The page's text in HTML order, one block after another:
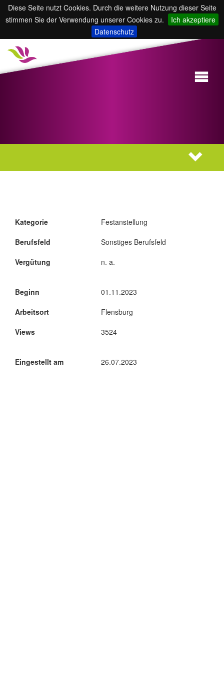
Diese Seite nutzt Cookies. Durch die weitere Nutzung dieser Seite
stimmen Sie der Verwendung unserer Cookies zu.
Ich akzeptiere
Datenschutz
Kategorie
Berufsfeld
Vergütung
Festanstellung
Sonstiges Berufsfeld
n. a.
Beginn
Arbeitsort
Views
01.11.2023
Flensburg
3524
Eingestellt am 26.07.2023